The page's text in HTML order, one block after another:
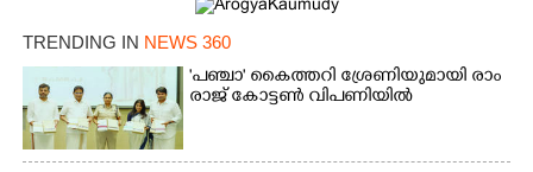
TRENDING IN NEWS 360
'​പ​ഞ്ചാ​'​ ​കൈ​ത്ത​റി​ ​ശ്രേ​ണി​യു​മാ​യി​ ​രാം​
രാ​ജ് ​കോ​ട്ടൺ വിപണിയിൽ